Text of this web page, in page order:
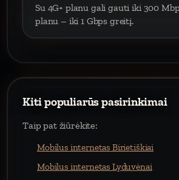
Su 4G+ planu gali gauti iki 300
planu – iki 1 Gbps greitį.
Kiti populiarūs pasirinkimai
Taip pat žiūrėkite:
Mobilus internetas Birietiškiai
Mobilus internetas Lyduvėnai